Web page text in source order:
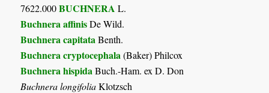
7622.000BUCHNERA L.
Buchnera affinisDe Wild.
Buchnera capitata Benth.
Buchnera cryptocephala (Baker) Philcox
Buchnera hispida Buch.-Ham. ex D. Don
Buchnera longifoliaKlotzsch